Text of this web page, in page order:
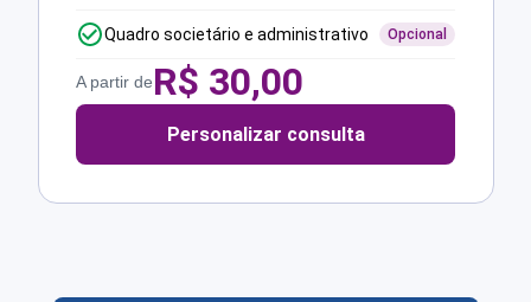
Quadro societário e administrativo Opcional
A partir deR$ 30,00
Personalizar consulta